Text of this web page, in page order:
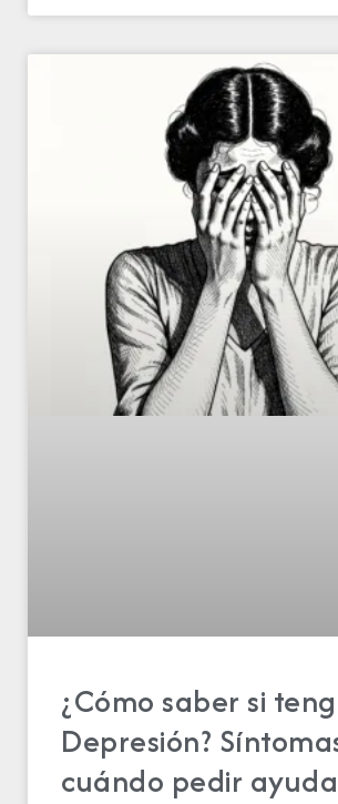
¿Cómo saber si
Depresión?
cuándo pedir ayuda